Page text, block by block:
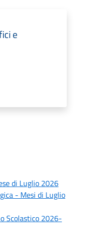
e
di Luglio 2026
- Mesi di Luglio
Scolastico 2026-